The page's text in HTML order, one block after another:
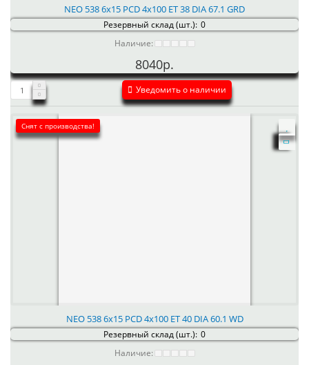
NEO 538 6x15 PCD 4x100 ET 38 DIA 67.1 GRD
Резервный склад (шт.): 0
Наличие:
8040р.
Уведомить о наличии
Снят с производства!
NEO 538 6x15 PCD 4x100 ET 40 DIA 60.1 WD
Резервный склад (шт.): 0
Наличие: